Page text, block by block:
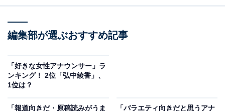
くれます。
る。不快感が全く無い（50代男性）」「キャラクターが
ブラックなところもあって好きだから（30代女性）」
と取り組んでいる（本人が楽しいかどうか分からない
編集部が選ぶおすすめ記事
「好きな女性アナウンサー」ラ
ンキング！ 2位「弘中綾香」、
1位は？
「報道向きだ・原稿読みがうま
「バラエティ向きだと思うアナ